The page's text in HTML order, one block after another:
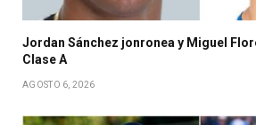
Jordan Sánchez jonronea y Miguel
Clase A
AGOSTO 6, 2026